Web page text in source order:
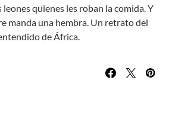
quienes les roban la comida. Y
manda una hembra. Un retrato del
de África.